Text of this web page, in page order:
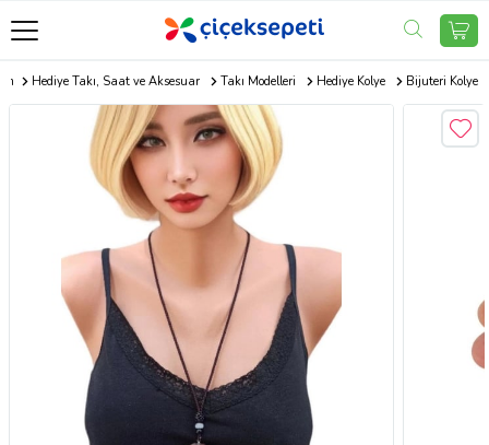
Hediye Takı, Saat ve Aksesuar Takı Modelleri Hediye Kolye Bijuteri Kolye